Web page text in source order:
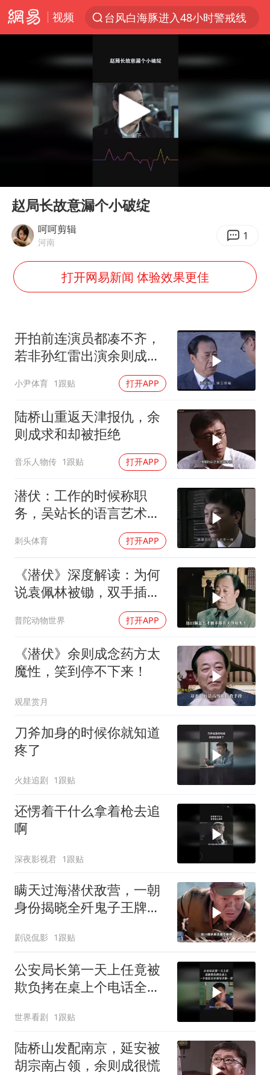
视频
台风白海豚进入48小时警戒线
中方回应是否在太平洋海底开采稀土
宇树科技发行价格150.80元/股
看守所辅警收受10万获刑1年
CIA被曝已秘密设立古巴工作组
80后女柜员逆袭成4200亿银行副行长
吉林一“温度计大楼”读数爆表
女子利用漏洞0元薅走3000多件家电
贵州轮胎子公司获美国退税8136万
东方甄选被判赔偿江小白30万元
奋进开新局 实干挑大梁
Play
赵局长故意漏个小破绽
呵呵剪辑
河南 1
打开网易新闻 体验效果更佳
开拍前连演员都凑不齐，
若非孙红雷出演余则成，
小尹体育 1跟贴 打开APP
陆桥山重返天津报仇，余
则成求和却被拒绝
音乐人物传 1跟贴 打开APP
潜伏：工作的时候称职
务，吴站长的语言艺术确
刺头体育 打开APP
《潜伏》深度解读：为何
说袁佩林被锄，双手插兜
普陀动物世界 打开APP
《潜伏》余则成念药方太
魔性，笑到停不下来！
观星赏月
刀斧加身的时候你就知道
疼了
火娃追剧 1跟贴
还愣着干什么拿着枪去追
啊
深夜影视君 1跟贴
瞒天过海潜伏敌营，一朝
身份揭晓全歼鬼子王牌部
剧说侃影 1跟贴
公安局长第一天上任竟被
欺负拷在桌上个电话全市
世界看剧 1跟贴
陆桥山发配南京，延安被
胡宗南占领，余则成很慌